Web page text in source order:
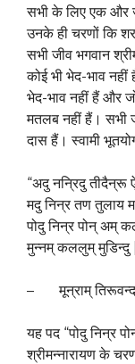
सभी के लिए एक और
उनके ही चरणों कि
सभी जीव भगवान
कोई भी भेद-भाव
भेद-भाव नहीं हैं और
मतलब नहीं हैं। सभी
दास हैं। स्वामी
“अदु नन्रिदु तीदैन्रू
मदु निन्र तण तुलाय
पोदु निन्र पोन् अम्
मुन्नम् कललुम् मुडिन्दु
– मून्राम्
यह पद “पोदु निन्र
श्रीमन्नारायण के